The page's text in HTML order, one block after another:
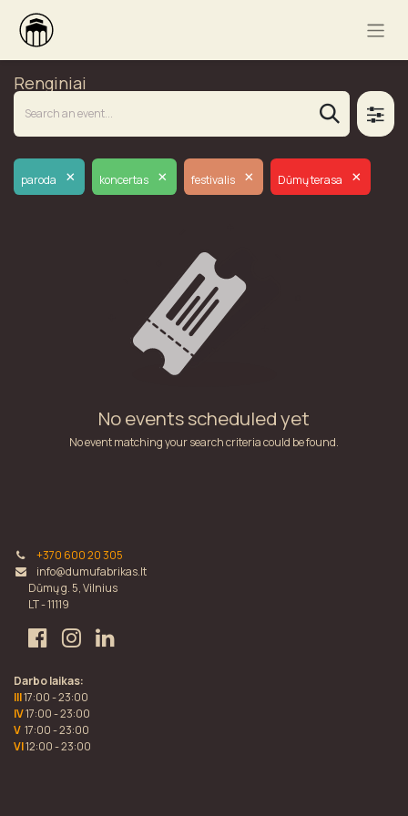
Renginiai
paroda × koncertas × festivalis × Dūmų terasa ×
No events scheduled yet
No event matching your search criteria could be found.
+370 600 20 305
info@dumufabrikas.lt
Dūmų g. 5, Vilnius
LT - 11119
Darbo laikas:
III17:00 - 23:00
IV17:00 - 23:00
V 17:00 - 23:00
VI12:00 - 23:00